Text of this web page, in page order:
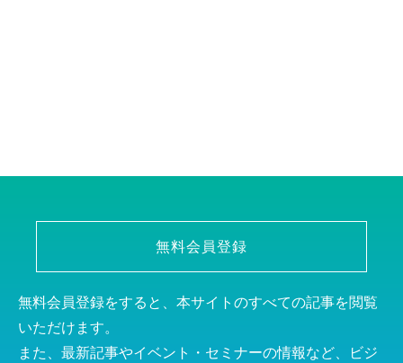
無料会員登録
無料会員登録をすると、本サイトのすべての記事を閲覧
いただけます。
また、最新記事やイベント・セミナーの情報など、ビジ